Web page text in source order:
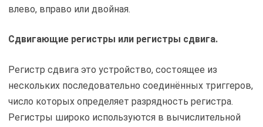
влево, вправо или двойная.
Сдвигающие регистры или регистры сдвига.
Регистр сдвига это устройство, состоящее из
нескольких последовательно соединённых триггеров,
число которых определяет разрядность регистра.
Регистры широко используются в вычислительной